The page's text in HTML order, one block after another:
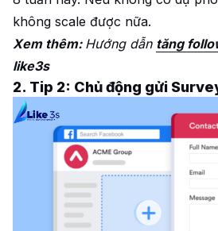
không scale được nữa.
Xem thêm: Hướng dẫn tăng
like3s
2. Tip 2: Chủ động gửi